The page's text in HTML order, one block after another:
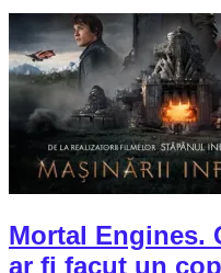
Mortal Engines.
ar fi facut un